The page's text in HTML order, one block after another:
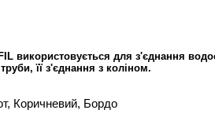
використовується для з'єднання
її з'єднання з коліном.
Коричневий, Бордо